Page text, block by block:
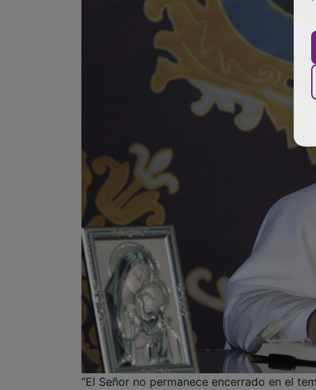
“El Señor no permanece encerrado en el